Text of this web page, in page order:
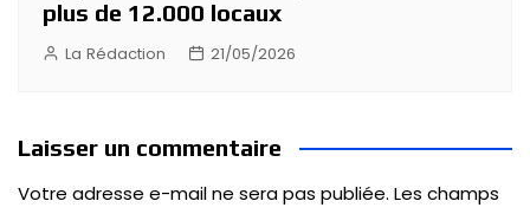
plus de 12.000 locaux
La Rédaction 21/05/2026
Laisser un commentaire
Votre adresse e-mail ne sera pas publiée. Les champs